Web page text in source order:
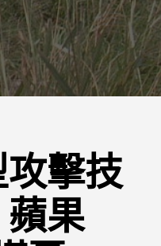
擊技
蘋果